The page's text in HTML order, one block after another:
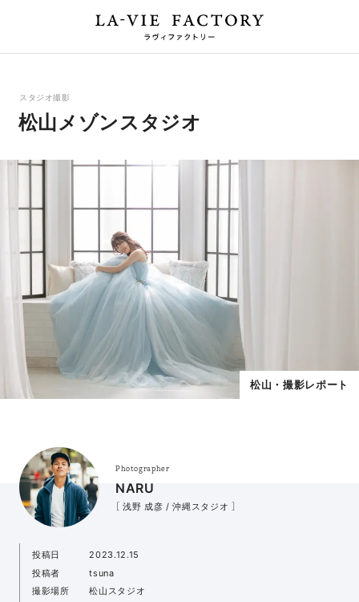
スタジオ撮影
松山メゾンスタジオ
松山・撮影レポート
Photographer
NARU
［ 浅野 成彦 / 沖縄スタジオ ］
投稿日
2023.12.15
投稿者
tsuna
撮影場所
松山スタジオ